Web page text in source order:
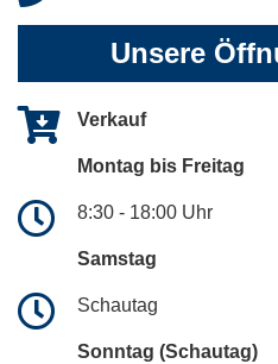
Unsere
Verkauf
Montag bis Freitag
8:30 - 18:00 Uhr
Samstag
Schautag
Sonntag (Schautag)